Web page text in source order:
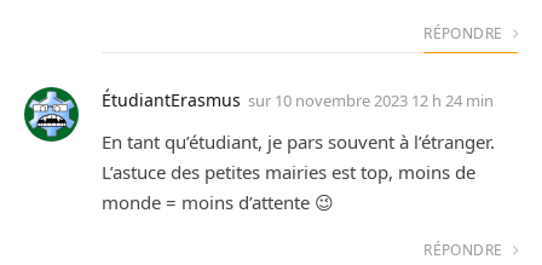
RÉPONDRE
ÉtudiantErasmus sur 10 novembre 2023 12 h 24 min
En tant qu’étudiant, je pars souvent à l’étranger.
L’astuce des petites mairies est top, moins de
monde = moins d’attente 😉
RÉPONDRE